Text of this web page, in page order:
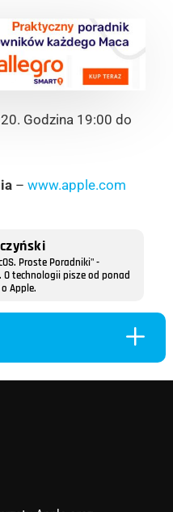
Godzina 19:00 do
– www.apple.com
Proste Poradniki" -
technologii pisze od ponad
Apple.
L